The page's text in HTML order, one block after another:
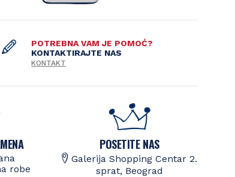
POTREBNA VAM JE POMOĆ?
KONTAKTIRAJTE NAS
KONTAKT
robe
POSETITE NAS
Galerija Shopping Centar 2.
sprat, Beograd